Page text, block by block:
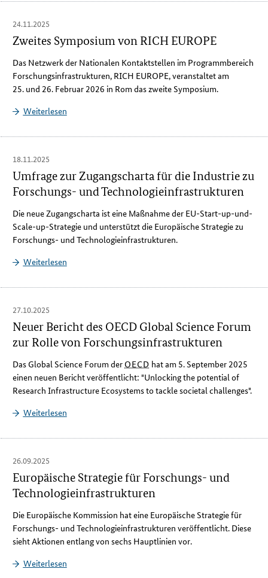
24.11.2025
Zweites Symposium von RICH EUROPE
Das Netzwerk der Nationalen Kontaktstellen im Programmbereich
Forschungsinfrastrukturen, RICH EUROPE, veranstaltet am
25. und 26. Februar 2026 in Rom das zweite Symposium.
Weiterlesen
18.11.2025
Umfrage zur Zugangscharta für die Industrie zu
Forschungs- und Technologieinfrastrukturen
Die neue Zugangscharta ist eine Maßnahme der EU-Start-up-und-
Scale-up-Strategie und unterstützt die Europäische Strategie zu
Forschungs- und Technologieinfrastrukturen.
Weiterlesen
27.10.2025
Neuer Bericht des OECD Global Science Forum
zur Rolle von Forschungsinfrastrukturen
Das Global Science Forum der OECD hat am 5. September 2025
einen neuen Bericht veröffentlicht: "Unlocking the potential of
Research Infrastructure Ecosystems to tackle societal challenges".
Weiterlesen
26.09.2025
Europäische Strategie für Forschungs- und
Technologieinfrastrukturen
Die Europäische Kommission hat eine Europäische Strategie für
Forschungs- und Technologieinfrastrukturen veröffentlicht. Diese
sieht Aktionen entlang von sechs Hauptlinien vor.
Weiterlesen